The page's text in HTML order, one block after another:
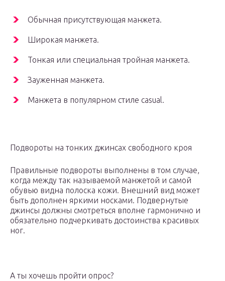
Обычная присутствующая манжета.
Широкая манжета.
Тонкая или специальная тройная манжета.
Зауженная манжета.
Манжета в популярном стиле casual.
Подвороты на тонких джинсах свободного кроя
Правильные подвороты выполнены в том случае,
когда между так называемой манжетой и самой
обувью видна полоска кожи. Внешний вид может
быть дополнен яркими носками. Подвернутые
джинсы должны смотреться вполне гармонично и
обязательно подчеркивать достоинства красивых
ног.
А ты хочешь пройти опрос?